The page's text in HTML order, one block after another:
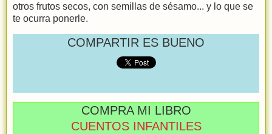
otros frutos secos, con semillas de sésamo... y lo que se
te ocurra ponerle.
COMPARTIR ES BUENO
COMPRA MI LIBRO
CUENTOS INFANTILES